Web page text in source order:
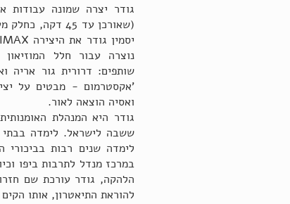
גודר יצרה שמונה עבודות
נוצרה עבור חלל
שותפים: דרורית גור אריה
ואסיה הוצאה לאור.
גודר היא המנהלת
ששבה לישראל. לימדה בבתי
במרכז מנדל לתרבות ביפו
הלהקה, גודר עורכת שם
להוראת התיאטרון, אותו